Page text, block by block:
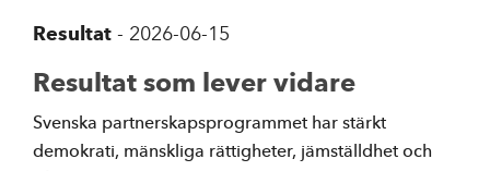
Resultat - 2026-06-15
Resultat som lever vidare
Svenska partnerskapsprogrammet har stärkt
demokrati, mänskliga rättigheter, jämställdhet och